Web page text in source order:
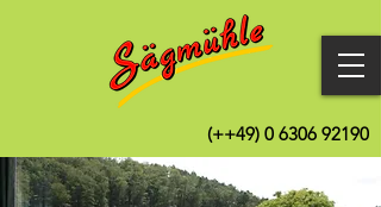
(++49) 0 6306 92190